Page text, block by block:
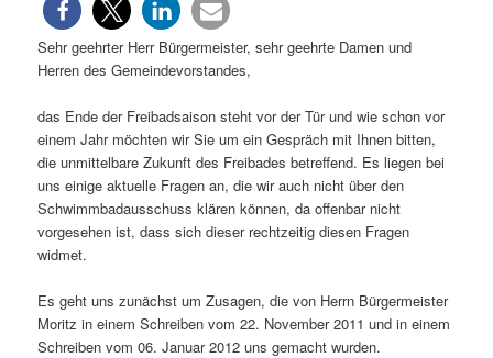
Sehr geehrter Herr Bürgermeister, sehr geehrte Damen und
Herren des Gemeindevorstandes,
das Ende der Freibadsaison steht vor der Tür und wie schon vor
einem Jahr möchten wir Sie um ein Gespräch mit Ihnen bitten,
die unmittelbare Zukunft des Freibades betreffend. Es liegen bei
uns einige aktuelle Fragen an, die wir auch nicht über den
Schwimmbadausschuss klären können, da offenbar nicht
vorgesehen ist, dass sich dieser rechtzeitig diesen Fragen
widmet.
Es geht uns zunächst um Zusagen, die von Herrn Bürgermeister
Moritz in einem Schreiben vom 22. November 2011 und in einem
Schreiben vom 06. Januar 2012 uns gemacht wurden.